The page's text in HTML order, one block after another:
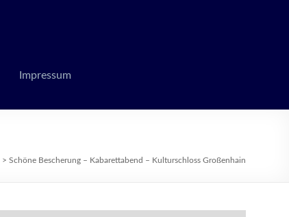
Impressum
> Schöne Bescherung – Kabarettabend – Kulturschloss Großenhain